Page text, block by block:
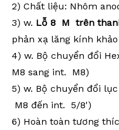
2) Chất liệu: Nhôm
3) w. Lỗ 8 M trên
phản xạ lăng kính
4) w. Bộ chuyển đổi
M8 sang int.
M8)
5) w. Bộ chuyển đổi
M8 đến int.
5/8')
6) Hoàn toàn tương